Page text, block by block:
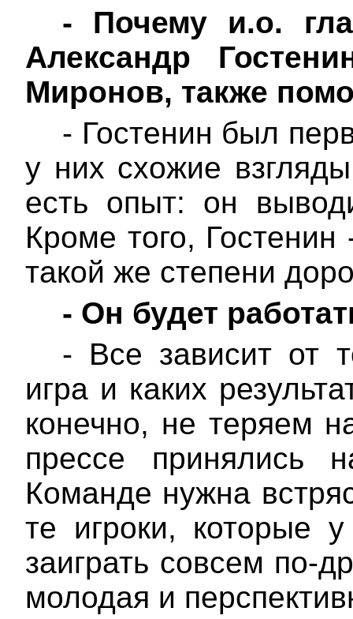
-
Почему и.о.
Александр
Миронов, также
- Гостенин был
у них схожие
есть опыт: он
Кроме того,
такой же степени
- Он будет
- Все зависит от
игра и каких
конечно, не теряем
прессе принялись
Команде нужна
те игроки, которые
заиграть совсем по-
молодая и